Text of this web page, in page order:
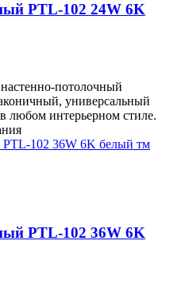
PTL-102 24W 6K
потолочный
универсальный
любом интерьерном стиле.
PTL-102 36W 6K